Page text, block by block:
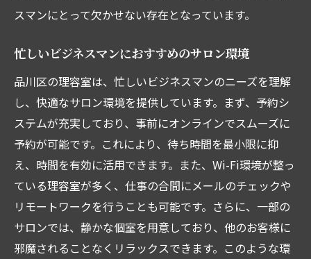
品川区で評判の良い理容室の特徴
プロのアドバイスで理想のスタイルに
ビジネスマン必見のトレンドスタイル
自信を持って仕事に臨むためのスタイリン
グ
ビジネスマンの心を掴む理容室の秘密
評判の良い理容室に共通するポイント
スムーズな予約システムのある理容室
ビジネスマンに優しい価格設定
スマンにとって欠かせない存在となっています。
忙しいビジネスマンにおすすめのサロン環境
品川区の理容室は、忙しいビジネスマンのニーズを理解
し、快適なサロン環境を提供しています。まず、予約シ
ステムが充実しており、事前にオンラインでスムーズに
予約が可能です。これにより、待ち時間を最小限に抑
え、時間を有効に活用できます。また、Wi-Fi環境が整っ
ている理容室が多く、仕事の合間にメールのチェックや
リモートワークを行うことも可能です。さらに、一部の
サロンでは、静かな個室を用意しており、他のお客様に
邪魔されることなくリラックスできます。このような環